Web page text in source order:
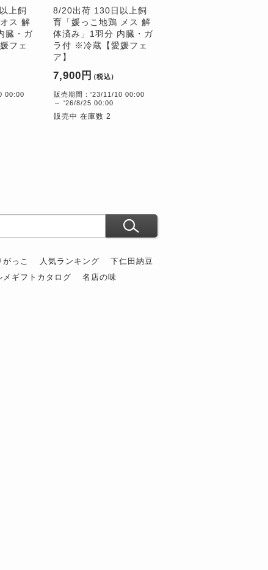
上飼
ス 解
臓・ガ
フェ
00:00
8/20出荷 130日以上飼
育「媛っこ地鶏 メス 解
体済み」1羽分 内臓・ガ
ラ付 ※冷蔵【愛媛フェ
ア】
7,900円 （税込）
販売期間：'23/11/10 00:00
～ '26/8/25 00:00
販売中 在庫数 2
がっこ 人気ランキング
下仁田納豆
メギフトカタログ 名店の味